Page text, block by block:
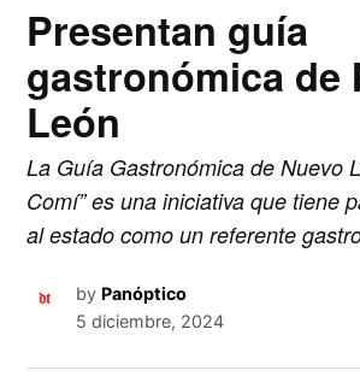
Presentan guía
gastronómica de
León
La Guía Gastronómica de Nuevo
Comí” es una iniciativa que tiene
al estado como un referente
by Panóptico
5 diciembre, 2024